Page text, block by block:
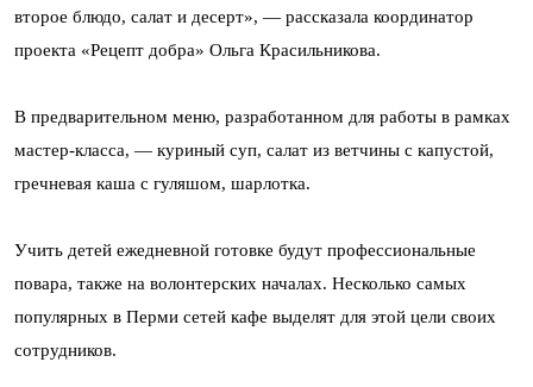
второе блюдо, салат и десерт», — рассказала координатор
проекта «Рецепт добра» Ольга Красильникова.
В предварительном меню, разработанном для работы в рамках
мастер-класса, — куриный суп, салат из ветчины с капустой,
гречневая каша с гуляшом, шарлотка.
Учить детей ежедневной готовке будут профессиональные
повара, также на волонтерских началах. Несколько самых
популярных в Перми сетей кафе выделят для этой цели своих
сотрудников.